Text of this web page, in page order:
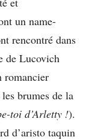
un name-
rencontré dans
de Lucovich
romancier
brumes de la
toi d’Arletty !).
d’aristo taquin